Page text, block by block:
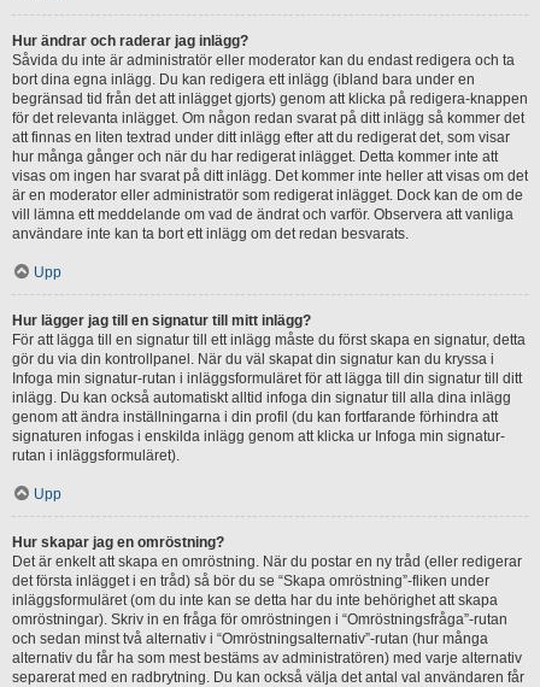
Hur ändrar och raderar jag inlägg?
Såvida du inte är administratör eller moderator kan du endast redigera och ta
bort dina egna inlägg. Du kan redigera ett inlägg (ibland bara under en
begränsad tid från det att inlägget gjorts) genom att klicka på redigera-knappen
för det relevanta inlägget. Om någon redan svarat på ditt inlägg så kommer det
att finnas en liten textrad under ditt inlägg efter att du redigerat det, som visar
hur många gånger och när du har redigerat inlägget. Detta kommer inte att
visas om ingen har svarat på ditt inlägg. Det kommer inte heller att visas om det
är en moderator eller administratör som redigerat inlägget. Dock kan de om de
vill lämna ett meddelande om vad de ändrat och varför. Observera att vanliga
användare inte kan ta bort ett inlägg om det redan besvarats.
Upp
Hur lägger jag till en signatur till mitt inlägg?
För att lägga till en signatur till ett inlägg måste du först skapa en signatur, detta
gör du via din kontrollpanel. När du väl skapat din signatur kan du kryssa i
Infoga min signatur-rutan i inläggsformuläret för att lägga till din signatur till ditt
inlägg. Du kan också automatiskt alltid infoga din signatur till alla dina inlägg
genom att ändra inställningarna i din profil (du kan fortfarande förhindra att
signaturen infogas i enskilda inlägg genom att klicka ur Infoga min signatur-
rutan i inläggsformuläret).
Upp
Hur skapar jag en omröstning?
Det är enkelt att skapa en omröstning. När du postar en ny tråd (eller redigerar
det första inlägget i en tråd) så bör du se “Skapa omröstning”-fliken under
inläggsformuläret (om du inte kan se detta har du inte behörighet att skapa
omröstningar). Skriv in en fråga för omröstningen i “Omröstningsfråga”-rutan
och sedan minst två alternativ i “Omröstningsalternativ”-rutan (hur många
alternativ du får ha som mest bestäms av administratören) med varje alternativ
separerat med en radbrytning. Du kan också välja det antal val användaren får